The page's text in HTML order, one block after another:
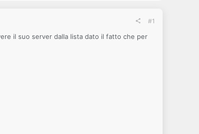
#1
il suo server dalla lista dato il fatto che per